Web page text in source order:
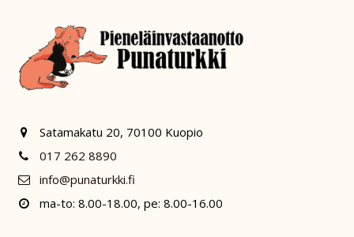
Satamakatu 20, 70100 Kuopio
017 262 8890
info@punaturkki.fi
ma-to: 8.00-18.00, pe: 8.00-16.00